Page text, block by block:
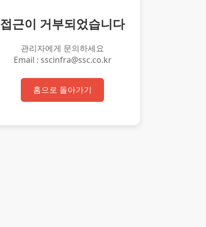
접근이 거부되었습니다
관리자에게 문의하세요
Email : sscinfra@ssc.co.kr
홈으로 돌아가기